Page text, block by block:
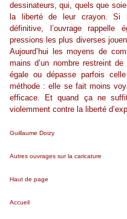
dessinateurs, qui, quels que
la liberté de leur crayon. Si
définitive, l’ouvrage rappelle
pressions les plus diverses
Aujourd’hui les moyens de
mains d’un nombre restreint
égale ou dépasse parfois
méthode : elle se fait moins
efficace. Et quand ça ne
violemment contre la liberté
Guillaume Doizy
Autres ouvrages sur la caricature
Haut de page
Accueil